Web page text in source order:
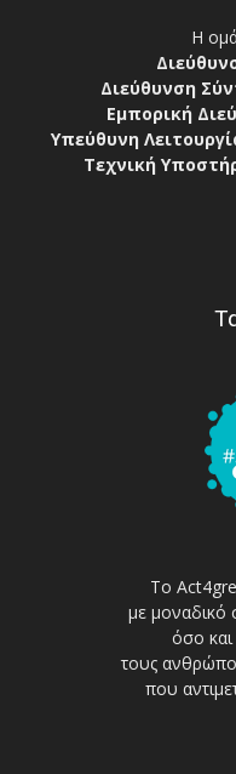
Η
Διεύθυνση
Εμπορική
Υπεύθυνη
Τεχνική
Το
με
όσο
τους
που